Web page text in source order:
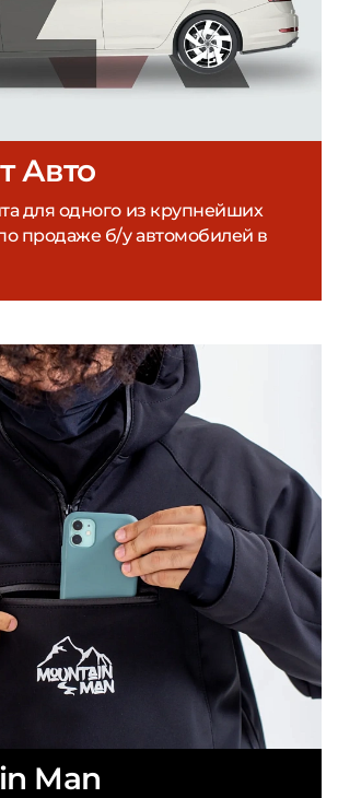
Авто
для одного из крупнейших
продаже б/у автомобилей в
Man